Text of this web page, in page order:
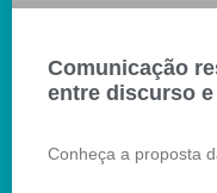
Comunicação
entre discurso
Conheça a proposta